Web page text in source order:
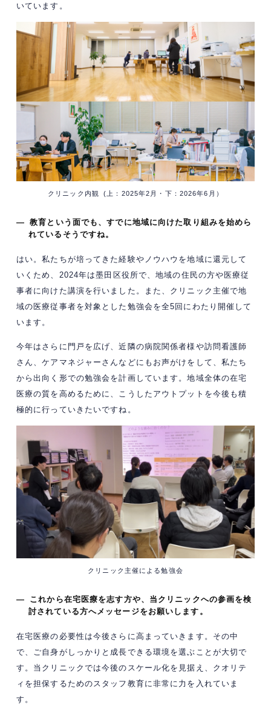
いています。
クリニック内観 (上：2025年2月・下：2026年6月）
— 教育という面でも、すでに地域に向けた取り組みを始めら
れているそうですね。
はい。私たちが培ってきた経験やノウハウを地域に還元して
いくため、2024年は墨田区役所で、地域の住民の方や医療従
事者に向けた講演を行いました。また、クリニック主催で地
域の医療従事者を対象とした勉強会を全5回にわたり開催して
います。
今年はさらに門戸を広げ、近隣の病院関係者様や訪問看護師
さん、ケアマネジャーさんなどにもお声がけをして、私たち
から出向く形での勉強会を計画しています。地域全体の在宅
医療の質を高めるために、こうしたアウトプットを今後も積
極的に行っていきたいですね。
クリニック主催による勉強会
— これから在宅医療を志す方や、当クリニックへの参画を検
討されている方へメッセージをお願いします。
在宅医療の必要性は今後さらに高まっていきます。その中
で、ご自身がしっかりと成長できる環境を選ぶことが大切で
す。当クリニックでは今後のスケール化を見据え、クオリテ
ィを担保するためのスタッフ教育に非常に力を入れていま
す。